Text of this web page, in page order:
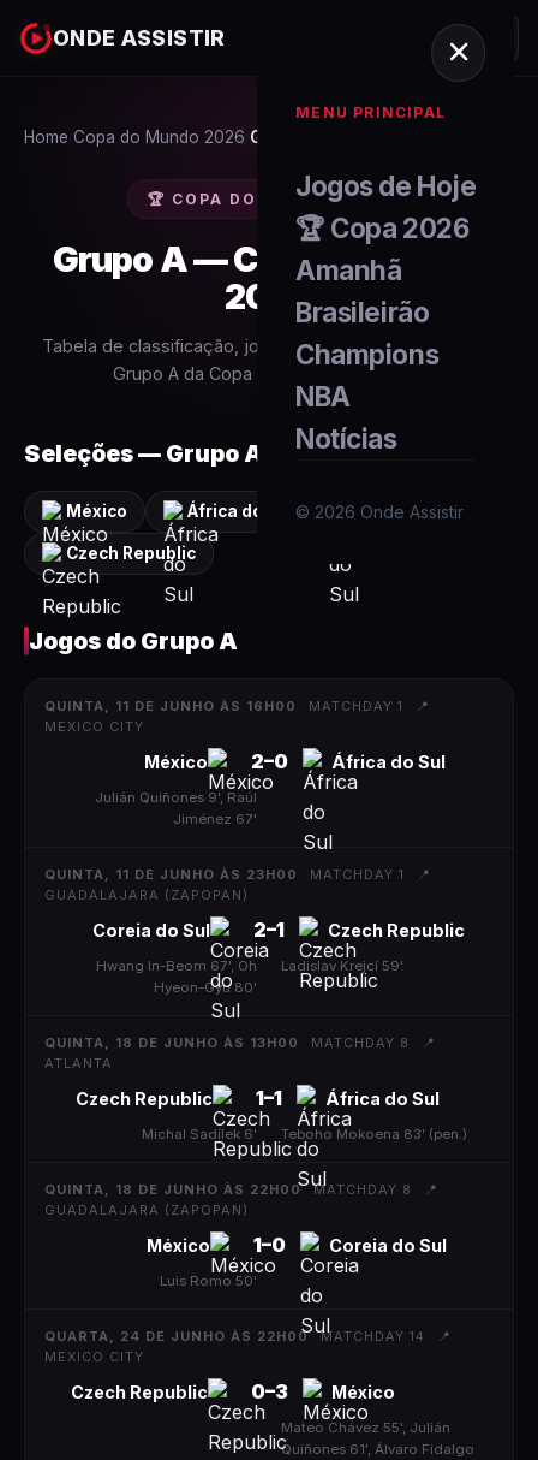
ONDE ASSISTIR
MENU PRINCIPAL
Jogos de Hoje
🏆 Copa 2026
Amanhã
Brasileirão
Champions
NBA
Notícias
© 2026 Onde Assistir
Home Copa do Mundo 2026 Grupo A
🏆 COPA DO MUNDO 2026
Grupo A— Copa do Mundo
2026
Tabela de classificação, jogos, placares e artilheiros do
Grupo A da Copa do Mundo FIFA 2026.
Seleções — Grupo A
México África do Sul Coreia do Sul
Czech Republic
Jogos do Grupo A
QUINTA, 11 DE JUNHO ÀS 16H00 MATCHDAY 1
📍
MEXICO CITY
México 2–0 África do Sul
Julián Quiñones 9', Raúl
Jiménez 67'
QUINTA, 11 DE JUNHO ÀS 23H00 MATCHDAY 1
📍
GUADALAJARA (ZAPOPAN)
Coreia do Sul 2–1 Czech Republic
Hwang In-Beom 67', Oh
Hyeon-Gyu 80'
Ladislav Krejcí 59'
QUINTA, 18 DE JUNHO ÀS 13H00 MATCHDAY 8
📍
ATLANTA
Czech Republic 1–1 África do Sul
Michal Sadílek 6' Teboho Mokoena 83' (pen.)
QUINTA, 18 DE JUNHO ÀS 22H00 MATCHDAY 8
📍
GUADALAJARA (ZAPOPAN)
México 1–0 Coreia do Sul
Luis Romo 50'
QUARTA, 24 DE JUNHO ÀS 22H00 MATCHDAY 14
📍
MEXICO CITY
Czech Republic 0–3 México
Mateo Chávez 55', Julián
Quiñones 61', Álvaro Fidalgo